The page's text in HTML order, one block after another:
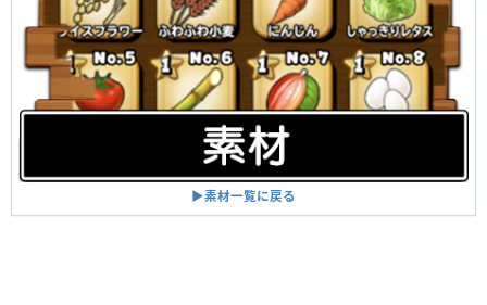
▶︎素材一覧に戻る